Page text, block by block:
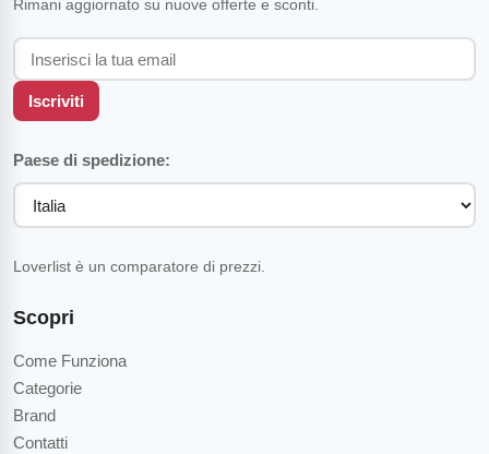
Scopri
Come Funziona
Categorie
Brand
Contatti
Rimani aggiornato su nuove offerte e sconti.
Iscriviti
Paese di spedizione:
Loverlist è un comparatore di prezzi.